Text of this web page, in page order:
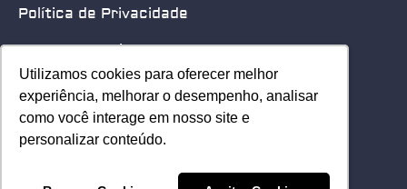
Utilizamos cookies para oferecer melhor
experiência, melhorar o desempenho, analisar
como você interage em nosso site e
personalizar conteúdo.
Utilizamos cookies para oferecer melhor
experiência, melhorar o desempenho, analisar
como você interage em nosso site e
personalizar conteúdo.
Política de Privacidade
Quero patrocinar
Contato
Home
© 2025 Security Leader. Todos os Direitos Reservados.